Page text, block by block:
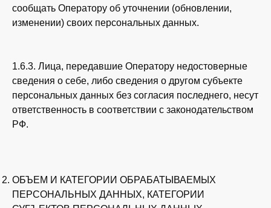
сообщать Оператору об уточнении (обновлении,
изменении) своих персональных данных.
1.6.3. Лица, передавшие Оператору недостоверные
сведения о себе, либо сведения о другом субъекте
персональных данных без согласия последнего, несут
ответственность в соответствии с законодательством
РФ.
ОБЪЕМ И КАТЕГОРИИ ОБРАБАТЫВАЕМЫХ
ПЕРСОНАЛЬНЫХ ДАННЫХ, КАТЕГОРИИ